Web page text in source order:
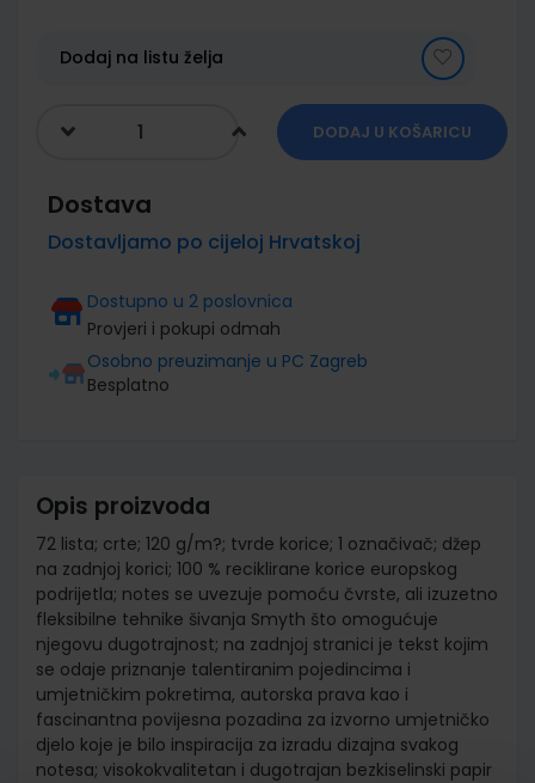
galleryDodaj na listu želja
DODAJ U KOŠARICU
Dostava
Dostavljamo po cijeloj Hrvatskoj
Dostupno u 2 poslovnica
Provjeri i pokupi odmah
Osobno preuzimanje u PC Zagreb
Besplatno
Opis proizvoda
72 lista; crte; 120 g/m?; tvrde korice; 1 označivač; džep
na zadnjoj korici; 100 % reciklirane korice europskog
podrijetla; notes se uvezuje pomoću čvrste, ali izuzetno
fleksibilne tehnike šivanja Smyth što omogućuje
njegovu dugotrajnost; na zadnjoj stranici je tekst kojim
se odaje priznanje talentiranim pojedincima i
umjetničkim pokretima, autorska prava kao i
fascinantna povijesna pozadina za izvorno umjetničko
djelo koje je bilo inspiracija za izradu dizajna svakog
notesa; visokokvalitetan i dugotrajan bezkiselinski papir